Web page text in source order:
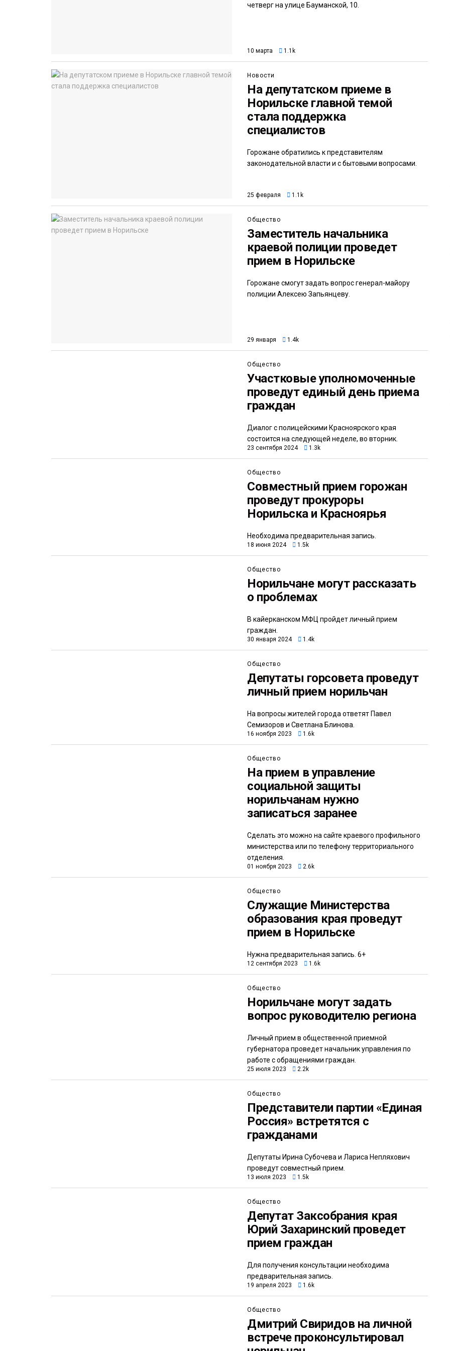
четверг на улице Бауманской, 10.
10 марта 1.1k
Новости
На депутатском приеме в
Норильске главной темой
стала поддержка
специалистов
Горожане обратились к представителям
законодательной власти и с бытовыми вопросами.
25 февраля 1.1k
Общество
Заместитель начальника
краевой полиции проведет
прием в Норильске
Горожане смогут задать вопрос генерал-майору
полиции Алексею Запьянцеву.
29 января 1.4k
Общество
Участковые уполномоченные
проведут единый день приема
граждан
Диалог с полицейскими Красноярского края
состоится на следующей неделе, во вторник.
23 сентября 2024 1.3k
Общество
Совместный прием горожан
проведут прокуроры
Норильска и Красноярья
Необходима предварительная запись.
18 июня 2024 1.5k
Общество
Норильчане могут рассказать
о проблемах
В кайерканском МФЦ пройдет личный прием
граждан.
30 января 2024 1.4k
Общество
Депутаты горсовета проведут
личный прием норильчан
На вопросы жителей города ответят Павел
Семизоров и Светлана Блинова.
16 ноября 2023 1.6k
Общество
На прием в управление
социальной защиты
норильчанам нужно
записаться заранее
Сделать это можно на сайте краевого профильного
министерства или по телефону территориального
отделения.
01 ноября 2023 2.6k
Общество
Служащие Министерства
образования края проведут
прием в Норильске
Нужна предварительная запись. 6+
12 сентября 2023 1.6k
Общество
Норильчане могут задать
вопрос руководителю региона
Личный прием в общественной приемной
губернатора проведет начальник управления по
работе с обращениями граждан.
25 июля 2023 2.2k
Общество
Представители партии «Единая
Россия» встретятся с
гражданами
Депутаты Ирина Субочева и Лариса Непляхович
проведут совместный прием.
13 июля 2023 1.5k
Общество
Депутат Заксобрания края
Юрий Захаринский проведет
прием граждан
Для получения консультации необходима
предварительная запись.
19 апреля 2023 1.6k
Общество
Дмитрий Свиридов на личной
встрече проконсультировал